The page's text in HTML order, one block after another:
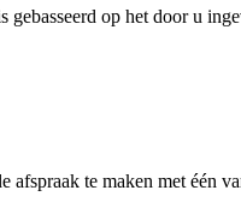
op het door u
afspraak te maken met één